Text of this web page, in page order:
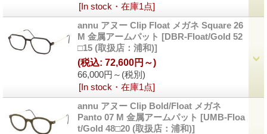
[In stock・在庫1点]
annu アヌー Clip Float メガネ Square 26
M 金属アームパット [DBR-Float/Gold 52
□15 (取扱店：浦和)]
66,000円～ (税別)
(税込: 72,600円～)
[In stock・在庫1点]
annu アヌー Clip Bold/Float メガネ
Panto 07 M 金属アームパット [UMB-Floa
t/Gold 48□20 (取扱店：浦和)]